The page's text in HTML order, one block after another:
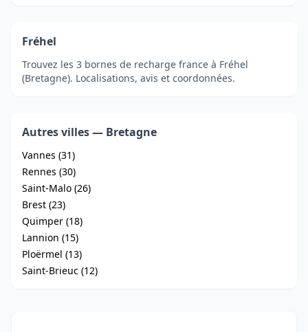
Fréhel
Trouvez les 3 bornes de recharge france à Fréhel
(Bretagne). Localisations, avis et coordonnées.
Autres villes — Bretagne
Vannes (31)
Rennes (30)
Saint-Malo (26)
Brest (23)
Quimper (18)
Lannion (15)
Ploërmel (13)
Saint-Brieuc (12)